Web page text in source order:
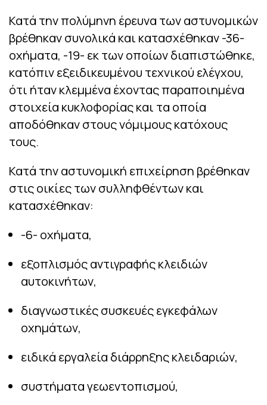
Κατά την πολύμηνη έρευνα των αστυνομικών
βρέθηκαν συνολικά και κατασχέθηκαν -36-
οχήματα, -19- εκ των οποίων διαπιστώθηκε,
κατόπιν εξειδικευμένου τεχνικού ελέγχου,
ότι ήταν κλεμμένα έχοντας παραποιημένα
στοιχεία κυκλοφορίας και τα οποία
αποδόθηκαν στους νόμιμους κατόχους
τους.
Κατά την αστυνομική επιχείρηση βρέθηκαν
στις οικίες των συλληφθέντων και
κατασχέθηκαν:
-6- οχήματα,
εξοπλισμός αντιγραφής κλειδιών
αυτοκινήτων,
διαγνωστικές συσκευές εγκεφάλων
οχημάτων,
ειδικά εργαλεία διάρρηξης κλειδαριών,
συστήματα γεωεντοπισμού,